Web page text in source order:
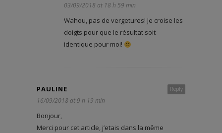
03/09/2018 at 18 h 59 min
Wahou, pas de vergetures! Je croise les
doigts pour que le résultat soit
identique pour moi!
Reply
PAULINE
16/09/2018 at 9 h 19 min
Bonjour,
Merci pour cet article, j’etais dans la même